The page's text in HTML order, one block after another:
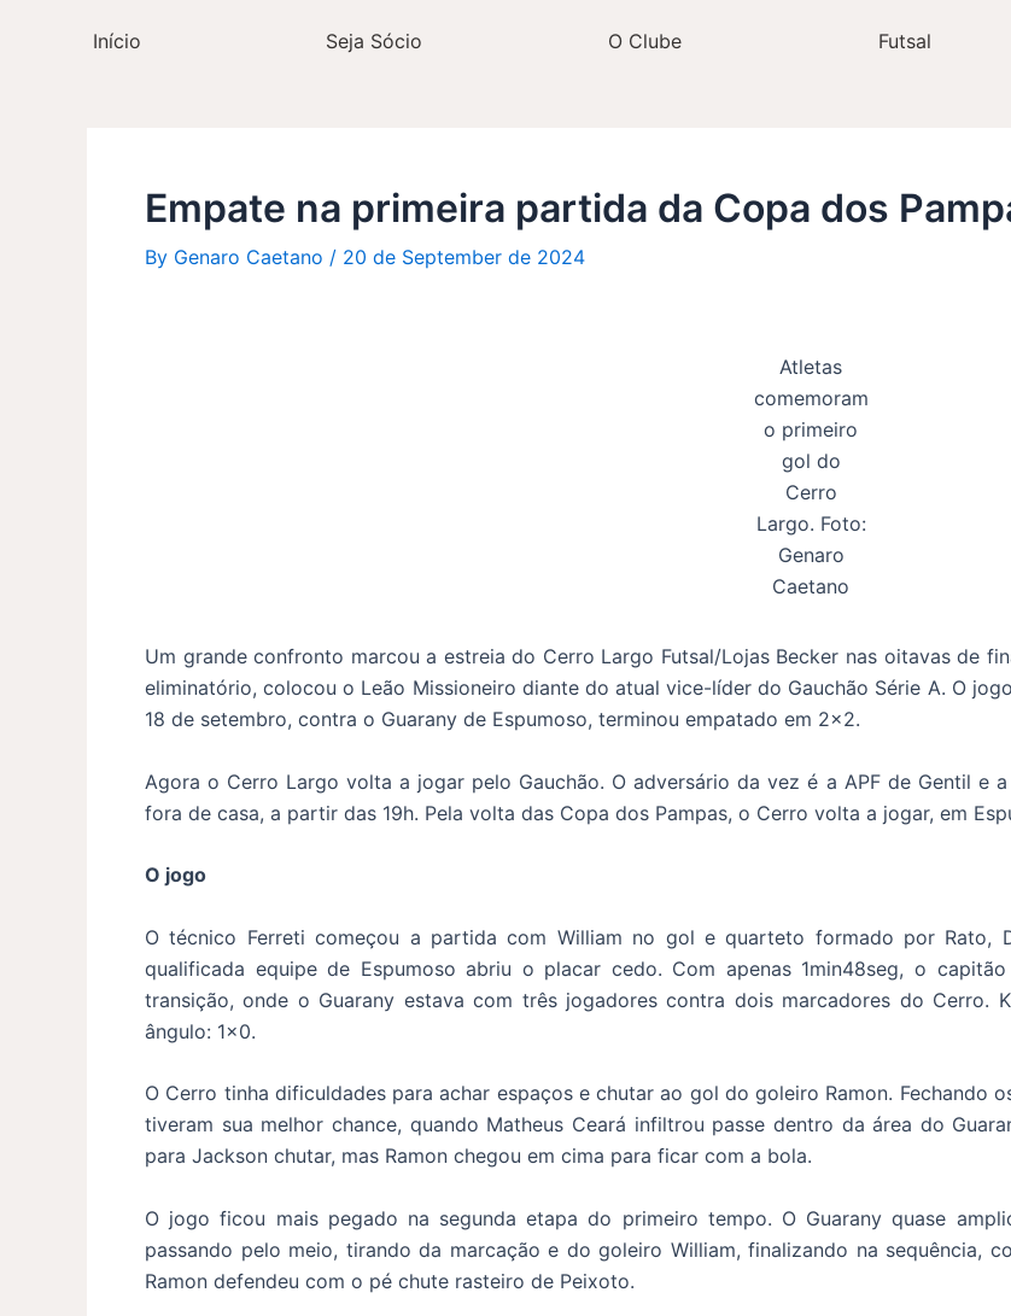
Início Seja Sócio O Clube Futsal
Empate na primeira partida da Copa dos
By Genaro Caetano / 20 de September de 2024
Atletas
comemoram
o primeiro
gol do
Cerro
Largo. Foto:
Genaro
Caetano
Um grande confronto marcou a estreia do Cerro Largo Futsal/Lojas Becker nas oitavas de
eliminatório, colocou o Leão Missioneiro diante do atual vice-líder do Gauchão Série A. O
18 de setembro, contra o Guarany de Espumoso, terminou empatado em 2×2.
Agora o Cerro Largo volta a jogar pelo Gauchão. O adversário da vez é a APF de Gentil e
fora de casa, a partir das 19h. Pela volta das Copa dos Pampas, o Cerro volta a jogar, em
O jogo
O técnico Ferreti começou a partida com William no gol e quarteto formado por Rato,
qualificada equipe de Espumoso abriu o placar cedo. Com apenas 1min48seg, o
transição, onde o Guarany estava com três jogadores contra dois marcadores do Cerro.
ângulo: 1×0.
O Cerro tinha dificuldades para achar espaços e chutar ao gol do goleiro Ramon. Fechando
tiveram sua melhor chance, quando Matheus Ceará infiltrou passe dentro da área do
para Jackson chutar, mas Ramon chegou em cima para ficar com a bola.
O jogo ficou mais pegado na segunda etapa do primeiro tempo. O Guarany quase
passando pelo meio, tirando da marcação e do goleiro William, finalizando na sequência,
Ramon defendeu com o pé chute rasteiro de Peixoto.
navigation